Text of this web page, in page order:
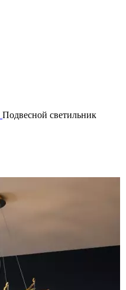
Подвесной светильник